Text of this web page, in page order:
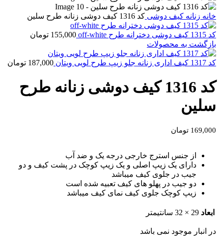
خانه زنانه کیف دوشی کد 1316 کیف دوشی زنانه طرح سلین
کد 1315 کیف دوشی دخترانه طرح off-white 155,000 تومان
بازگشت به محصولات
کد 1317 کیف اداری زنانه جلو زیپ طرح لویی ویتان 187,000 تومان
کد 1316 کیف دوشی زنانه طرح
سلین
169,000 تومان
از جنس استرج خارجی درجه یک و ضد آب
دارای یک زیپ اصلی و یک زیپ کوچک در پشت کیف و دو
جیب در جلوی کیف میباشد
دو جیب در پهلو های کیف تعبیه شده است
زیپ کوچک جلوی کیف نمای کیف میباشد
ابعاد 29 × 32 سانتیمتر
در انبار موجود نمی باشد